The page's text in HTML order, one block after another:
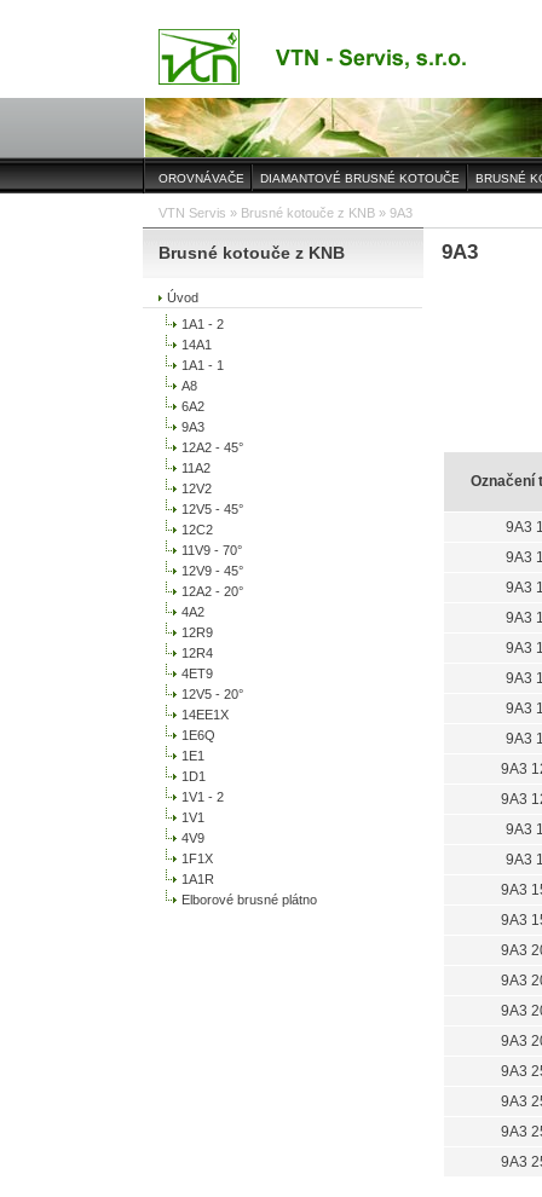
OROVNÁVAČE DIAMANTOVÉ BRUSNÉ KOTOUČE BRUSNÉ
VTN Servis » Brusné kotouče z KNB » 9A3
Brusné kotouče z KNB 9A3
Úvod
1A1 - 2
14A1
1A1 - 1
A8
6A2
9A3
12A2 - 45°
11A2
12V2
12V5 - 45°
12C2
11V9 - 70°
12V9 - 45°
12A2 - 20°
4A2
12R9
12R4
4ET9
12V5 - 20°
14EE1X
1E6Q
1E1
1D1
1V1 - 2
1V1
4V9
1F1X
1A1R
Elborové brusné plátno
Označení
9A3
9A3
9A3
9A3
9A3
9A3
9A3
9A3
9A3
9A3
9A3
9A3
9A3
9A3
9A3
9A3
9A3
9A3
9A3
9A3
9A3
9A3